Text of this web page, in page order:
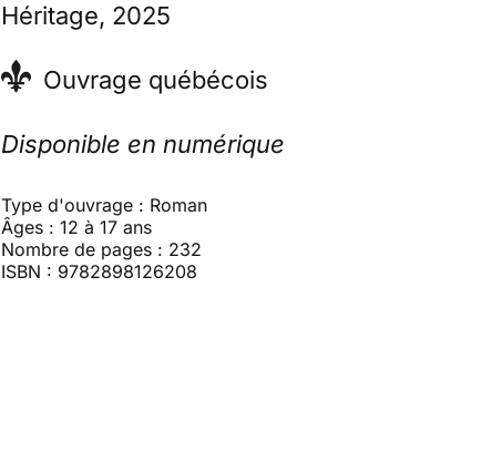
Héritage, 2025
Ouvrage québécois
Disponible en numérique
Type d'ouvrage : Roman
Âges : 12 à 17 ans
Nombre de pages : 232
ISBN : 9782898126208